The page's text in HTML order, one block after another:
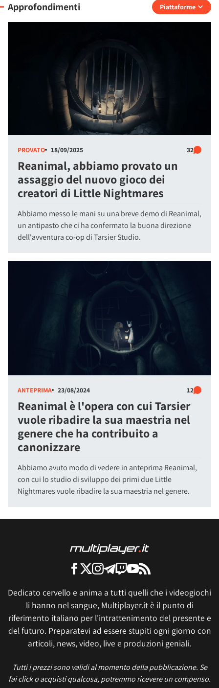
Approfondimenti Piattaforme
PROVATO 18/09/2025 32
Reanimal, abbiamo provato un
assaggio del nuovo gioco dei
creatori di Little Nightmares
Abbiamo messo le mani su una breve demo di Reanimal,
un antipasto che ci ha confermato la buona direzione
dell'avventura co-op di Tarsier Studio.
ANTEPRIMA 23/08/2024 12
Reanimal è l'opera con cui Tarsier
vuole ribadire la sua maestria nel
genere che ha contribuito a
canonizzare
Abbiamo avuto modo di vedere in anteprima Reanimal,
con cui lo studio di sviluppo dei primi due Little
Nightmares vuole ribadire la sua maestria nel genere.
Dedicato cervello e anima a tutti quelli che i videogiochi
li hanno nel sangue, Multiplayer.it è il punto di
riferimento italiano per l'intrattenimento del presente e
del futuro. Preparatevi ad essere stupiti ogni giorno con
articoli, news, video, live e produzioni geniali.
Tutti i prezzi sono validi al momento della pubblicazione. Se
fai click o acquisti qualcosa, potremmo ricevere un compenso.